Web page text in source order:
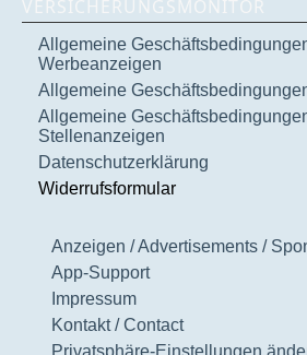
VERSICHERUNGSMONITOR
Allgemeine
Werbeanzeigen
Allgemeine
Allgemeine
Stellenanzeigen
Datenschutzerklärung
Widerrufsformular
Anzeigen / Advertisements /
App-Support
Impressum
Kontakt / Contact
Privatsphäre-Einstellungen